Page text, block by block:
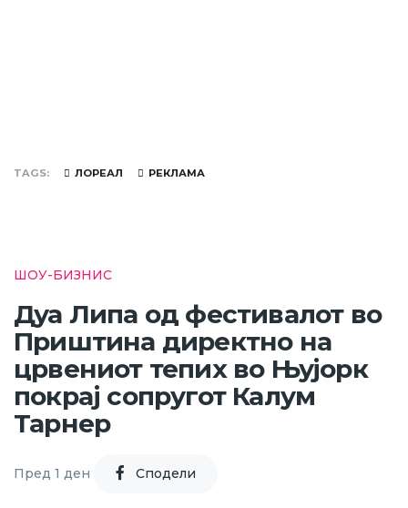
TAGS ЛОРЕАЛ РЕКЛАМА
ШОУ-БИЗНИС
Дуа Липа од фестивалот во
Приштина директно на
црвениот тепих во Њујорк
покрај сопругот Калум
Тарнер
Пред 1 ден Cподели